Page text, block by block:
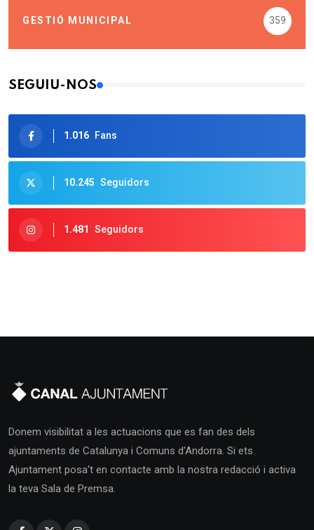
GESTIÓ MUNICIPAL 359
SEGUIU-NOS
1.016 Fans
10.245 Seguidors
1.481 Seguidors
Donem visibilitat a les actuacions que es fan des dels
ajuntaments de Catalunya i Comuns d'Andorra. Si ets
Ajuntament posa't en contacte amb la nostra redacció i activa
la teva Sala de Premsa.